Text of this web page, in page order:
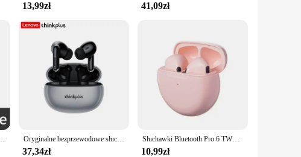
sports, commuting, or any situation where you need your music
an attractive option for vendors and suppliers. They are not just a
a true wireless design and the reliability of Bluetooth 5.0, these
13,99zł 41,09zł
douszne HiFi zestaw słuchawkowy z mikrofonem do Xiaomi iPhone Oryginalne bezprzewodowe słuchawki Lenovo XT88 TWS Bluetooth 5.3 podwójny mikrofon stereo redukcja szumów Bass HIFI sterowanie dotykowe słuchawki douszne
37,34zł
Słuchawki Bluetooth Pro 6 TWS Bezprzewodowy zestaw słuchawkowy Bluetooth Słuchawki douszne z redukcją szumów i mikrofonem Pro6 Bezprzewodowe słuchawki do iPhone'a
10,99zł